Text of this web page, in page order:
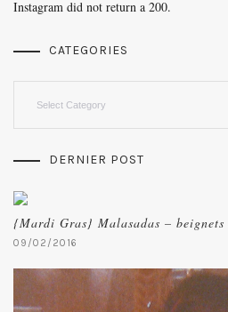
Instagram did not return a 200.
CATEGORIES
DERNIER POST
{Mardi Gras} Malasadas – beignets
09/02/2016